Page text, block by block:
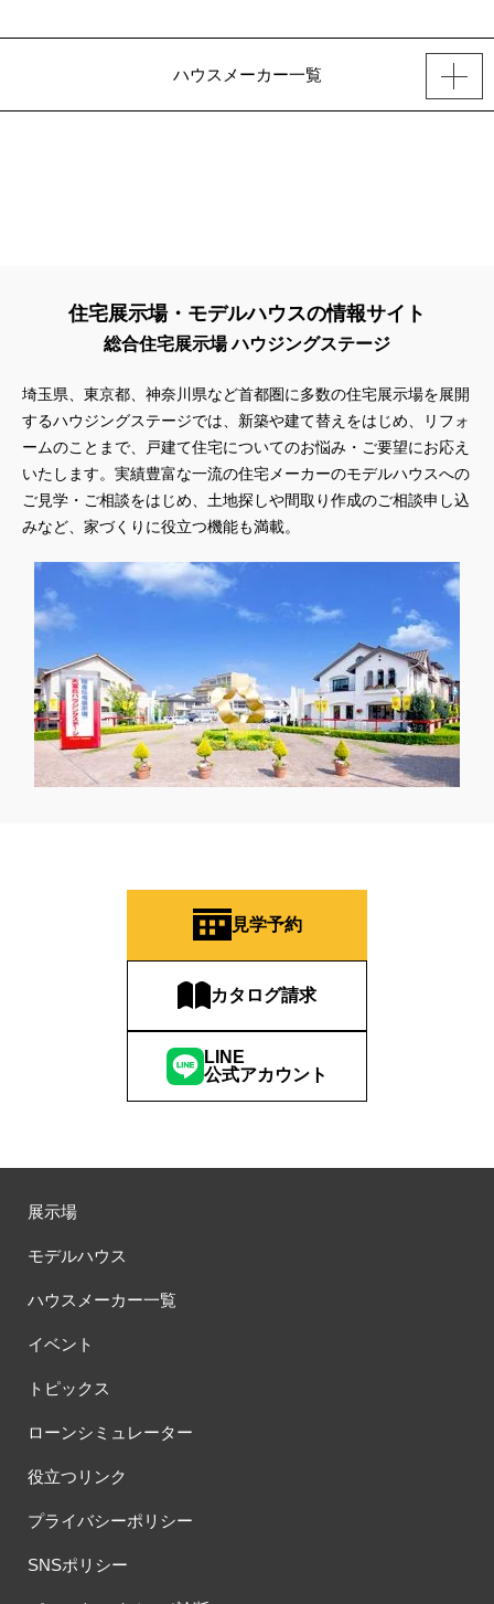
ハウスメーカー一覧
住宅展示場・モデルハウスの情報サイト
総合住宅展示場 ハウジングステージ
埼玉県、東京都、神奈川県など首都圏に多数の住宅展示場を展開
するハウジングステージでは、新築や建て替えをはじめ、リフォ
ームのことまで、戸建て住宅についてのお悩み・ご要望にお応え
いたします。実績豊富な一流の住宅メーカーのモデルハウスへの
ご見学・ご相談をはじめ、土地探しや間取り作成のご相談申し込
みなど、家づくりに役立つ機能も満載。
見学予約
カタログ請求
LINE
公式アカウント
展示場
モデルハウス
ハウスメーカー一覧
イベント
トピックス
ローンシミュレーター
役立つリンク
プライバシーポリシー
SNSポリシー